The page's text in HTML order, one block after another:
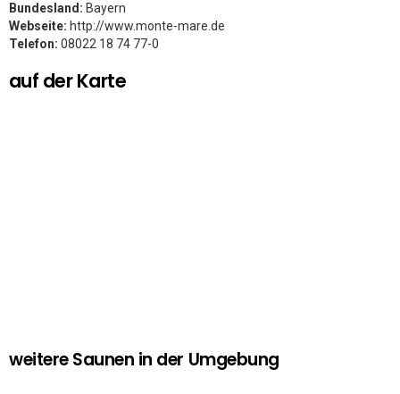
Bundesland: Bayern
Webseite: http://www.monte-mare.de
Telefon: 08022 18 74 77-0
auf der Karte
weitere Saunen in der Umgebung